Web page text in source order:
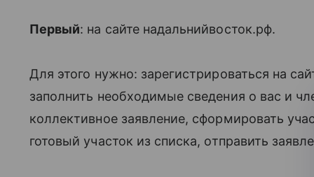
Первый: на сайте надальнийвосток.рф.
Для этого нужно: зарегистрироваться на
заполнить необходимые сведения о вас и
коллективное заявление, сформировать
готовый участок из списка, отправить